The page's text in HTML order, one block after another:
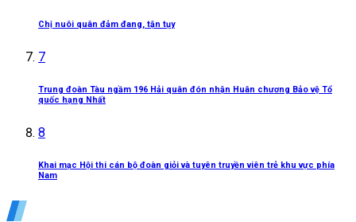
Chị nuôi quân đảm đang, tận tụy
7
Trung đoàn Tàu ngầm 196 Hải quân đón nhận Huân chương Bảo vệ Tổ
quốc hạng Nhất
8
Khai mạc Hội thi cán bộ đoàn giỏi và tuyên truyền viên trẻ khu vực phía
Nam